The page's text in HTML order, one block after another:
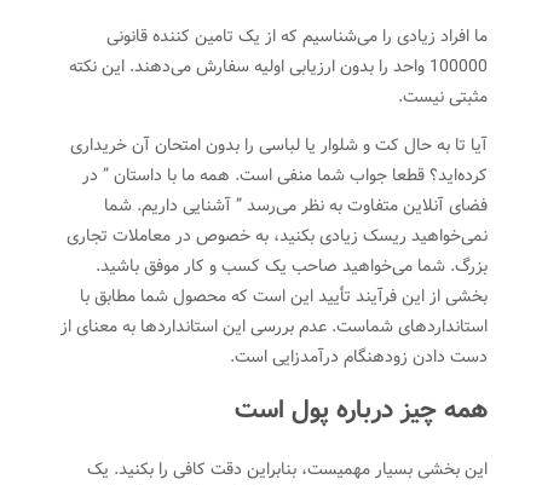
ما افراد زیادی را می‌شناسیم که از یک تامین کننده قانونی
100000 واحد را بدون ارزیابی اولیه سفارش می‌دهند. این نکته
مثبتی نیست.
آیا تا به حال کت و شلوار یا لباسی را بدون امتحان آن خریداری
کرده‌اید؟ قطعا جواب شما منفی است. همه ما با داستان ” در
فضای آنلاین متفاوت به نظر می‌رسد ” آشنایی داریم. شما
نمی‌خواهید ریسک زیادی بکنید، به خصوص در معاملات تجاری
بزرگ. شما می‌خواهید صاحب یک کسب و کار موفق باشید.
بخشی از این فرآیند تأیید این است که محصول شما مطابق با
استانداردهای شماست. عدم بررسی این استانداردها به معنای از
دست دادن زودهنگام درآمدزایی است.
همه چیز درباره پول است
این بخشی بسیار مهمیست، بنابراین دقت کافی را بکنید. یک